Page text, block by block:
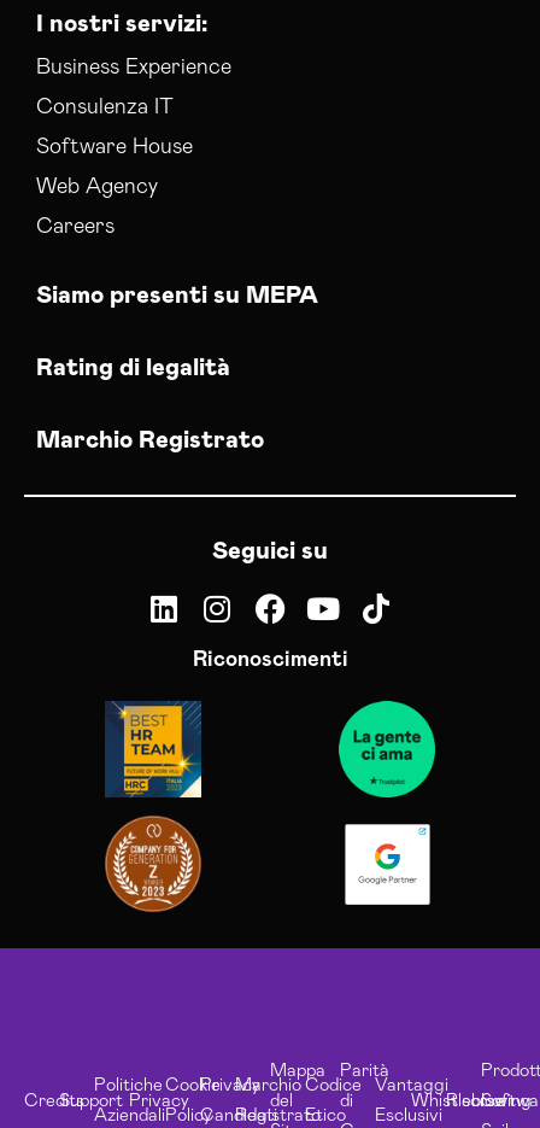
I nostri servizi:
Business Experience
Consulenza IT
Software House
Web Agency
Careers
Siamo presenti su MEPA
Rating di legalità
Marchio Registrato
Seguici su
Riconoscimenti
CreditsSupport
Politiche
Aziendali
Privacy
Cookie
Policy
Privacy
Candidati
Marchio
Registrato
Mappa
del
Codice
Etico
Parità
di
Vantaggi
Esclusivi
Whistleblowing
Risorse